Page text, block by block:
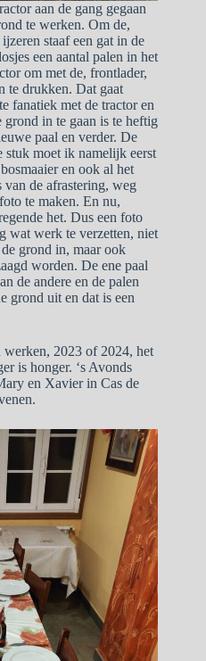
aan de gang gegaan
te werken. Om de,
staaf een gat in de
een aantal palen in het
om met de, frontlader,
te drukken. Dat gaat
fanatiek met de tractor en
in te gaan is te heftig
paal en verder. De
stuk moet ik namelijk eerst
en ook al het
de afrastering, weg
te maken. En nu,
het. Dus een foto
wat werk te verzetten, niet
grond in, maar ook
worden. De ene paal
de andere en de palen
grond uit en dat is een
2023 of 2024, het
is honger. ‘s Avonds
en Xavier in Cas de